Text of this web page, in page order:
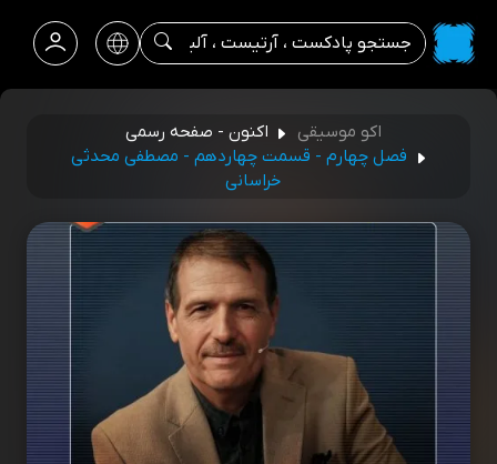
اکو موسیقی
اکنون - صفحه رسمی
فصل چهارم - قسمت چهاردهم - مصطفی محدثی
خراسانی‌